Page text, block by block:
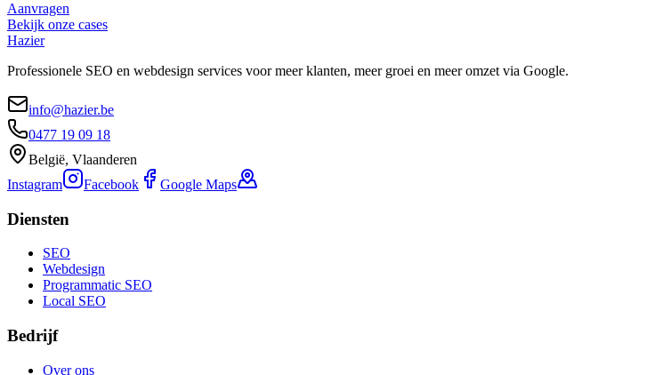
Aanvragen
Bekijk onze cases
Hazier
Professionele SEO en webdesign services voor meer klanten, meer groei en meer omzet via Google.
info@hazier.be
0477 19 09 18
België, Vlaanderen
Instagram
Facebook Google Maps
Diensten
SEO
Webdesign
Programmatic SEO
Local SEO
Bedrijf
Over ons